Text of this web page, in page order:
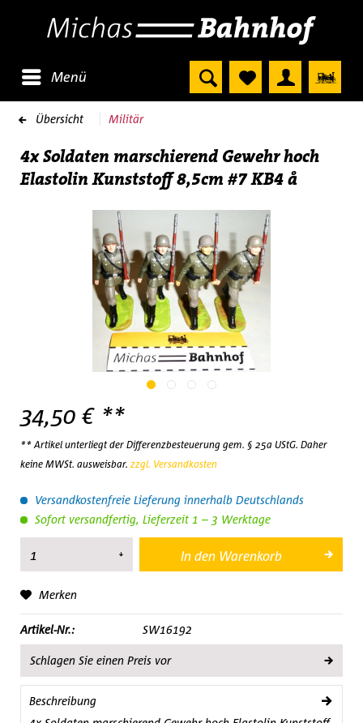
Menü
Übersicht Militär
4x Soldaten marschierend Gewehr hoch
Elastolin Kunststoff 8,5cm #7 KB4 å
34,50 € **
** Artikel unterliegt der Differenzbesteuerung gem. § 25a UStG. Daher
keine MWSt. ausweisbar. zzgl. Versandkosten
Versandkostenfreie Lieferung innerhalb Deutschlands
Sofort versandfertig, Lieferzeit 1 – 3 Werktage
In den Warenkorb
Merken
Artikel-Nr.: SW16192
Schlagen Sie einen Preis vor
Beschreibung